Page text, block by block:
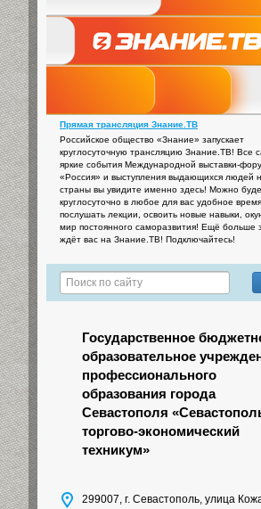
Прямая трансляция Знание.ТВ
Российское общество «Знание» запускает
круглосуточную трансляцию Знание.ТВ! Все
яркие события Международной выставки-
«Россия» и выступления выдающихся людей
страны вы увидите именно здесь! Можно
круглосуточно в любое для вас удобное время
послушать лекции, освоить новые навыки,
мир постоянного саморазвития! Ещё больше
ждёт вас на Знание.ТВ! Подключайтесь!
Государственное
образовательное
профессионального
образования города
Севастополя
торгово-экономический
техникум»
299007, г. Севастополь, улица